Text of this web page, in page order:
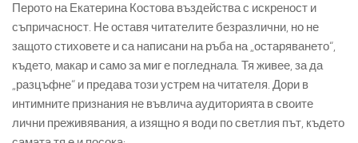
Перото на Екатерина Костова въздейства с искреност и
съпричасност. Не оставя читателите безразлични, но не
защото стиховете и са написани на ръба на „остаряването“,
където, макар и само за миг е погледнала. Тя живее, за да
„разцъфне“ и предава този устрем на читателя. Дори в
интимните признания не въвлича аудиторията в своите
лични преживявания, а изящно я води по светлия път, където